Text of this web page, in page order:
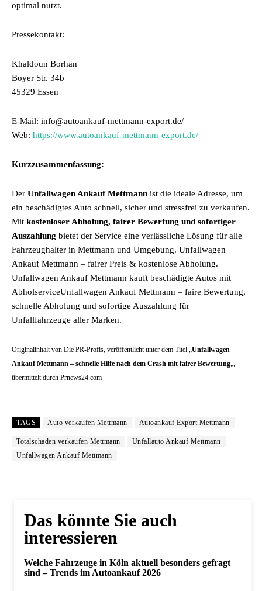
optimal nutzt.
Pressekontakt:
Khaldoun Borhan
Boyer Str. 34b
45329 Essen
E-Mail: info@autoankauf-mettmann-export.de/
Web: https://www.autoankauf-mettmann-export.de/
Kurzzusammenfassung:
Der Unfallwagen Ankauf Mettmann ist die ideale Adresse, um
ein beschädigtes Auto schnell, sicher und stressfrei zu verkaufen.
Mit kostenloser Abholung, fairer Bewertung und sofortiger
Auszahlung bietet der Service eine verlässliche Lösung für alle
Fahrzeughalter in Mettmann und Umgebung. Unfallwagen
Ankauf Mettmann – fairer Preis & kostenlose Abholung.
Unfallwagen Ankauf Mettmann kauft beschädigte Autos mit
AbholserviceUnfallwagen Ankauf Mettmann – faire Bewertung,
schnelle Abholung und sofortige Auszahlung für
Unfallfahrzeuge aller Marken.
Originalinhalt von Die PR-Profis, veröffentlicht unter dem Titel „Unfallwagen
Ankauf Mettmann – schnelle Hilfe nach dem Crash mit fairer Bewertung„,
übermittelt durch Prnews24.com
TAGS Auto verkaufen Mettmann Autoankauf Export Mettmann
Totalschaden verkaufen Mettmann
Unfallauto Ankauf Mettmann
Unfallwagen Ankauf Mettmann
Das könnte Sie auch
interessieren
Welche Fahrzeuge in Köln aktuell besonders gefragt
sind – Trends im Autoankauf 2026